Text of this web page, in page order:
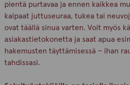
pientä purtavaa ja ennen kaikkea
kaipaat juttuseuraa, tukea tai
ovat täällä sinua varten. Voit myös
asiakastietokonetta ja saat apua
hakemusten täyttämisessä – ihan
tahdissasi.